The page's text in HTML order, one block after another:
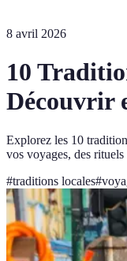
8 avril 2026
10
Découvrir
Explorez les 10
vos voyages, des
#traditions locales#